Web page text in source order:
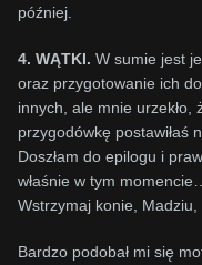
później.
4. WĄTKI. W sumie jest
oraz przygotowanie ich
innych, ale mnie
przygodówkę postawiłaś
Doszłam do epilogu i
właśnie w tym
Wstrzymaj konie,
Bardzo podobał mi się